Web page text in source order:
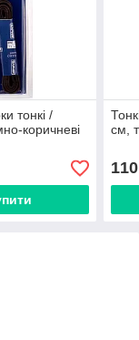
тонкі /
коричневі
см,
110